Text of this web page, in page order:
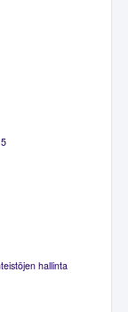
hallinta